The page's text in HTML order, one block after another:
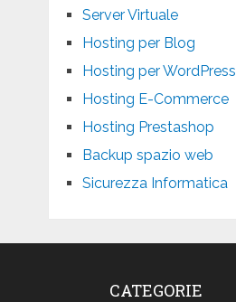
Server Virtuale
Hosting per Blog
Hosting per WordPress
Hosting E-Commerce
Hosting Prestashop
Backup spazio web
Sicurezza Informatica
CATEGORIE